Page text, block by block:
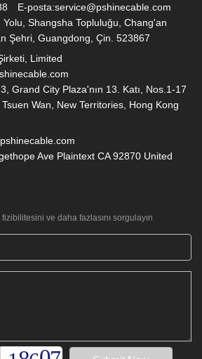
E-posta:service@pshinecable.com
Shangsha Topluluğu, Chang'an
Şehri, Guangdong, Çin. 523867
Limited
Grand City Plaza'nın 13. Katı, Nos.1-17
Wan, New Territories, Hong Kong
Ave Plaintext CA 92870 United
ve daha fazlasını sorgulayın